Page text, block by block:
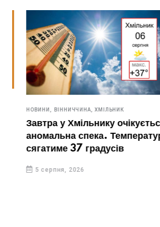
НОВИНИ, ВІННИЧЧИНА, ХМІЛЬНИК
Завтра у Хмільнику очікується
аномальна спека. Температура
сягатиме 37 градусів
5 серпня, 2026